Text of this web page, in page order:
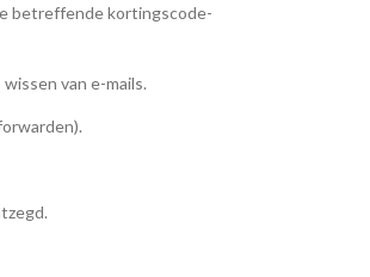
betreffende kortingscode-
van e-mails.